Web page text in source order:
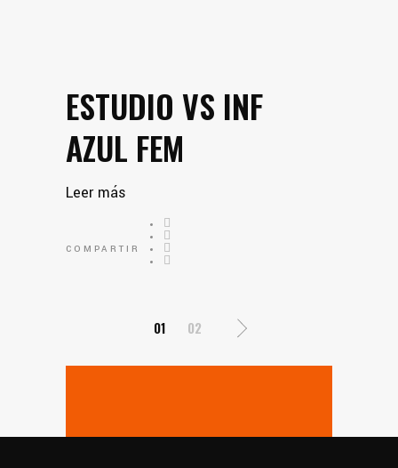
ESTUDIO VS INF
AZUL FEM
Leer más
COMPARTIR
PAGINACIÓN
DE
01 02